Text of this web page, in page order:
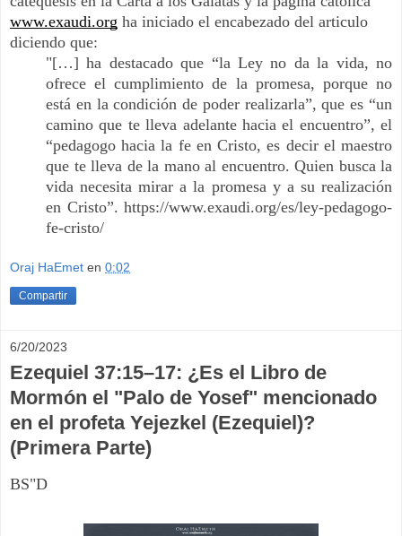
www.exaudi.org ha iniciado el encabezado del articulo
diciendo que:
"[…] ha destacado que “la Ley no da la vida, no
ofrece el cumplimiento de la promesa, porque no
está en la condición de poder realizarla”, que es “un
camino que te lleva adelante hacia el encuentro”, el
“pedagogo hacia la fe en Cristo, es decir el maestro
que te lleva de la mano al encuentro. Quien busca la
vida necesita mirar a la promesa y a su realización
en Cristo”. https://www.exaudi.org/es/ley-pedagogo-
fe-cristo/
Oraj HaEmet en 0:02
Compartir
6/20/2023
Ezequiel 37:15–17: ¿Es el Libro de
Mormón el "Palo de Yosef" mencionado
en el profeta Yejezkel (Ezequiel)?
(Primera Parte)
BS"D